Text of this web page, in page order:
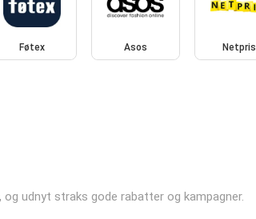
Føtex Asos Netpris
udnyt straks gode rabatter og kampagner.